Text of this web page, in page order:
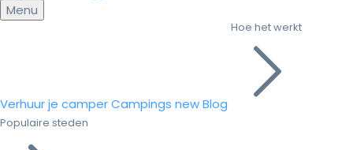
Menu
Verhuur je camperCampings newBlog
Hoe het werkt
Populaire steden